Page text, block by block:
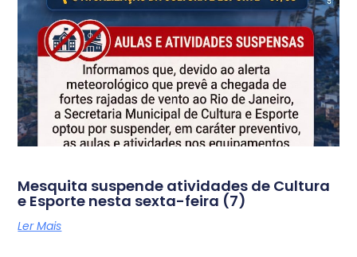
Mesquita suspende atividades de Cultura
e Esporte nesta sexta-feira (7)
Ler Mais